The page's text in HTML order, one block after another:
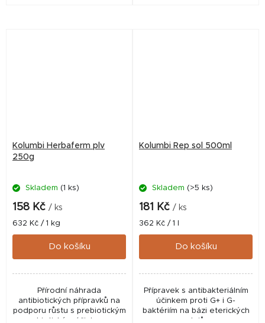
Kolumbi Herbaferm plv
250g
Skladem (1 ks)
158 Kč / ks
Měrná
cena:
632 Kč / 1 kg
Do košíku
Přírodní náhrada
antibiotických přípravků na
podporu růstu s prebiotickým
Kolumbi Rep sol 500ml
Skladem (>5 ks)
181 Kč / ks
Měrná
cena:
362 Kč / 1 l
Do košíku
Přípravek s antibakteriálním
účinkem proti G+ i G-
baktériím na bázi eterických